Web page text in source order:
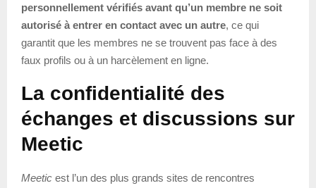
personnellement vérifiés avant qu’un membre ne soit
autorisé à entrer en contact avec un autre, ce qui
garantit que les membres ne se trouvent pas face à des
faux profils ou à un harcèlement en ligne.
La confidentialité des
échanges et discussions sur
Meetic
Meetic est l’un des plus grands sites de rencontres